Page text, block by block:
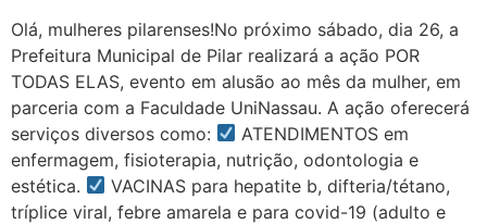
Olá, mulheres pilarenses!No próximo sábado, dia 26, a
Prefeitura Municipal de Pilar realizará a ação POR
TODAS ELAS, evento em alusão ao mês da mulher, em
parceria com a Faculdade UniNassau. A ação oferecerá
serviços diversos como:
ATENDIMENTOS em
enfermagem, fisioterapia, nutrição, odontologia e
estética.
VACINAS para hepatite b, difteria/tétano,
tríplice viral, febre amarela e para covid-19 (adulto e